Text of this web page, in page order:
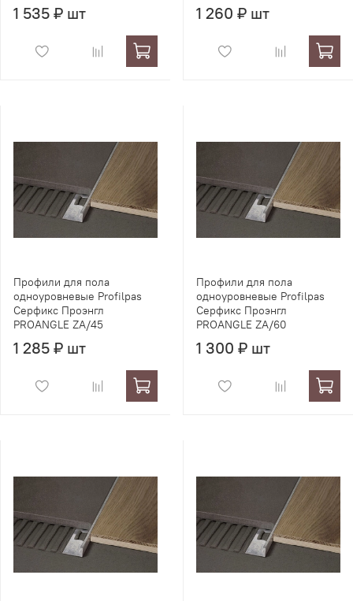
1 535 ₽ шт 1 260 ₽ шт
Профили для пола
одноуровневые Profilpas
Серфикс Проэнгл
PROANGLE ZA/45
1 285 ₽ шт
Профили для пола
одноуровневые Profilpas
Серфикс Проэнгл
PROANGLE ZA/60
1 300 ₽ шт